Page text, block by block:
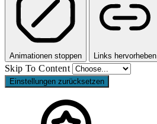
Animationen stoppen Links hervorheben
Skip To Content
Einstellungen zurücksetzen